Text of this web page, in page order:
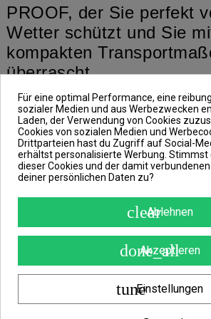
PROOF, der Sie perfekt
Wetter schützt und Sie
kompakten
überrascht.
Er ist aus dem
mit den versiegelten
einem Tarnmuster
absolut wasserdicht.
Der PROOF Poncho
außerdem über eine
Kordelzug, so dass Sie
Bedürfnissen anpassen
der Brust und an den
sich außerdem die
das Anziehen des
Für eine optimal Performance, eine
sozialer Medien und aus Werbezwecken
Laden, der Verwendung von Cookies
Cookies von sozialen Medien und
Drittparteien hast du Zugriff auf Social-
erhältst personalisierte Werbung. Stimmst
dieser Cookies und der damit
deiner persönlichen Daten zu?
clearAblehnen
done_all
Akzeptieren
tuneEinstellungen